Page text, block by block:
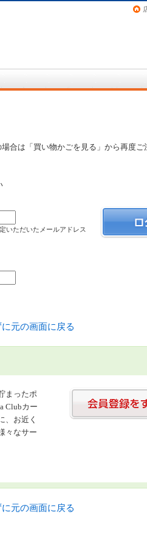
合は「買い物かごを見る」から再度ご
いただいたメールアドレス
元の画面に戻る
まったポ
Clubカー
、お近く
々なサー
元の画面に戻る